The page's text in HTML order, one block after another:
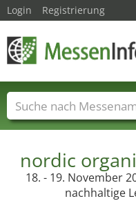
nordic
18. - 19. November
nachhaltige
Login Registrierung
Messenamen